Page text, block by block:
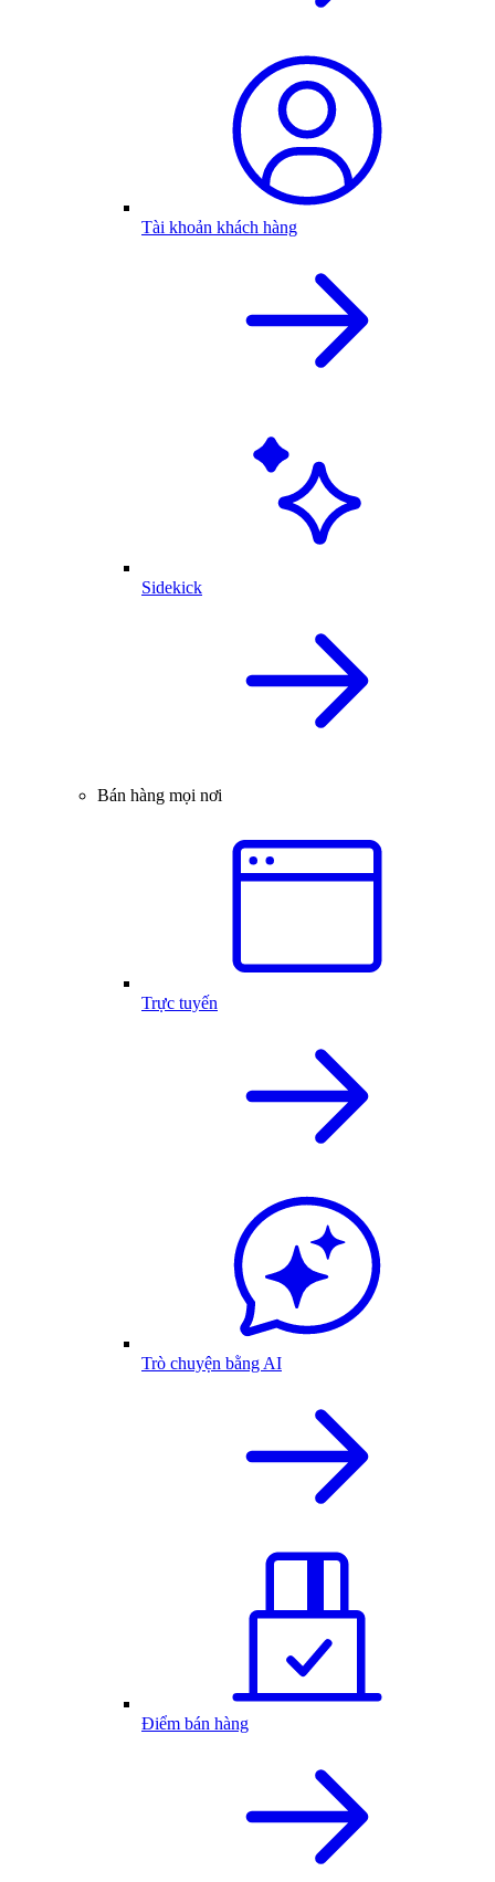
Tài khoản khách hàng
Sidekick
Bán hàng mọi nơi
Trực tuyến
Trò chuyện bằng AI
Điểm bán hàng